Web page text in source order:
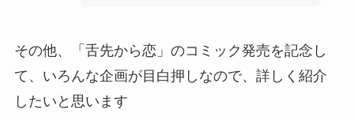
その他、「舌先から恋」のコミック発売を記念し
て、いろんな企画が目白押しなので、詳しく紹介
したいと思います